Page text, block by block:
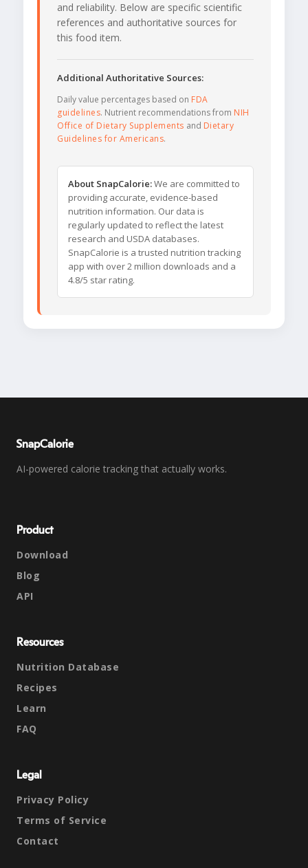
and reliability. Below are specific scientific
references and authoritative sources for
this food item.
Additional Authoritative Sources:
Daily value percentages based on FDA
guidelines. Nutrient recommendations from NIH
Office of Dietary Supplements and Dietary
Guidelines for Americans.
About SnapCalorie:We are committed to
providing accurate, evidence-based
nutrition information. Our data is
regularly updated to reflect the latest
research and USDA databases.
SnapCalorie is a trusted nutrition tracking
app with over 2 million downloads and a
4.8/5 star rating.
SnapCalorie
AI-powered calorie tracking that actually works.
Product
Download
Blog
API
Resources
Nutrition Database
Recipes
Learn
FAQ
Legal
Privacy Policy
Terms of Service
Contact